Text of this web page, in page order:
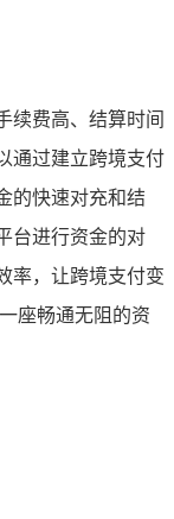
续费高、结算时间
通过建立跨境支付
的快速对充和结
台进行资金的对
率，让跨境支付变
座畅通无阻的资